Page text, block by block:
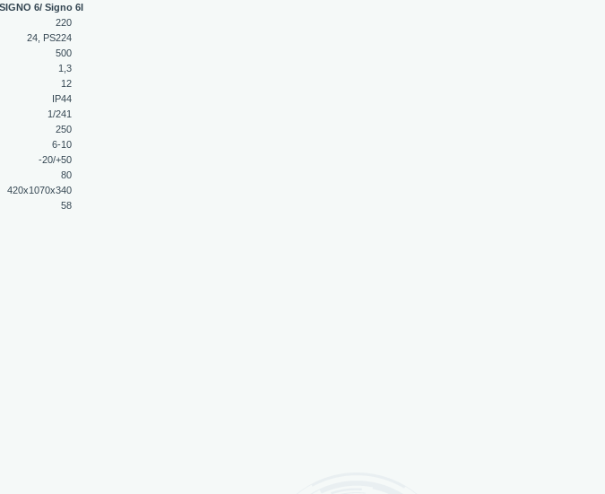
6/ Signo 6I
220
24, PS224
500
1,3
12
IP44
1/241
250
6-10
-20/+50
80
420x1070x340
58